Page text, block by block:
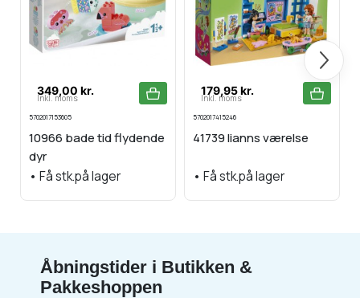
Næste
349,00 kr.
Inkl. moms
5702017153605
10966 bade tid flydende
dyr
• Få stk.på lager
179,95 kr.
Inkl. moms
5702017415246
41739 lianns værelse
• Få stk.på lager
Åbningstider i Butikken &
Pakkeshoppen